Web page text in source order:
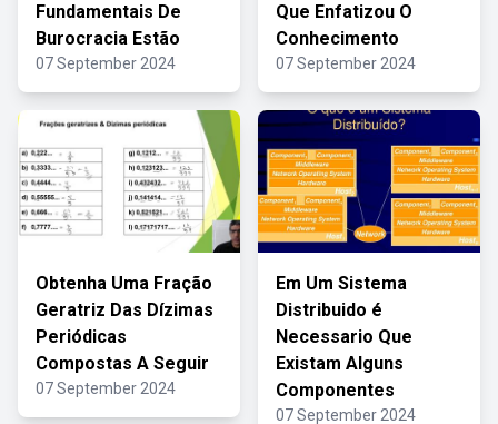
Fundamentais De
Burocracia Estão
07 September 2024
Que Enfatizou O
Conhecimento
07 September 2024
Obtenha Uma Fração
Geratriz Das Dízimas
Periódicas
Compostas A Seguir
07 September 2024
Em Um Sistema
Distribuido é
Necessario Que
Existam Alguns
Componentes
07 September 2024